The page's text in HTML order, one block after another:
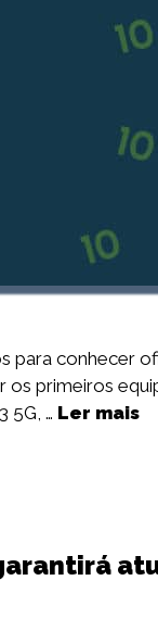
para conhecer
os primeiros
5G, … Ler mais